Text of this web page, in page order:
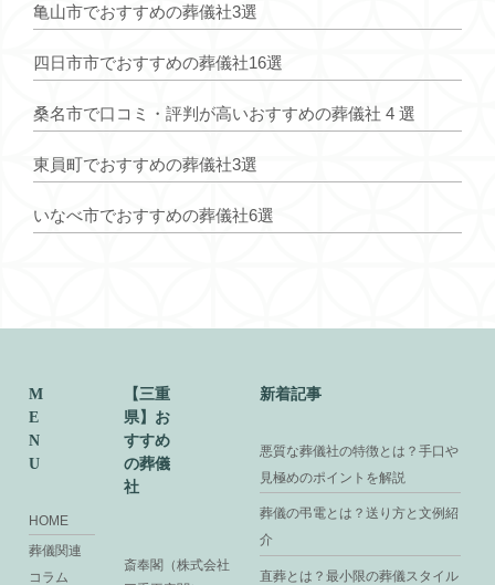
亀山市でおすすめの葬儀社3選
四日市市でおすすめの葬儀社16選
桑名市で口コミ・評判が高いおすすめの葬儀社 4 選
東員町でおすすめの葬儀社3選
いなべ市でおすすめの葬儀社6選
M
E
N
U
HOME
葬儀関連
コラム
【三重
県】お
すすめ
の葬儀
社
斎奉閣（株式会社
新着記事
悪質な葬儀社の特徴とは？手口や
見極めのポイントを解説
葬儀の弔電とは？送り方と文例紹
介
直葬とは？最小限の葬儀スタイル